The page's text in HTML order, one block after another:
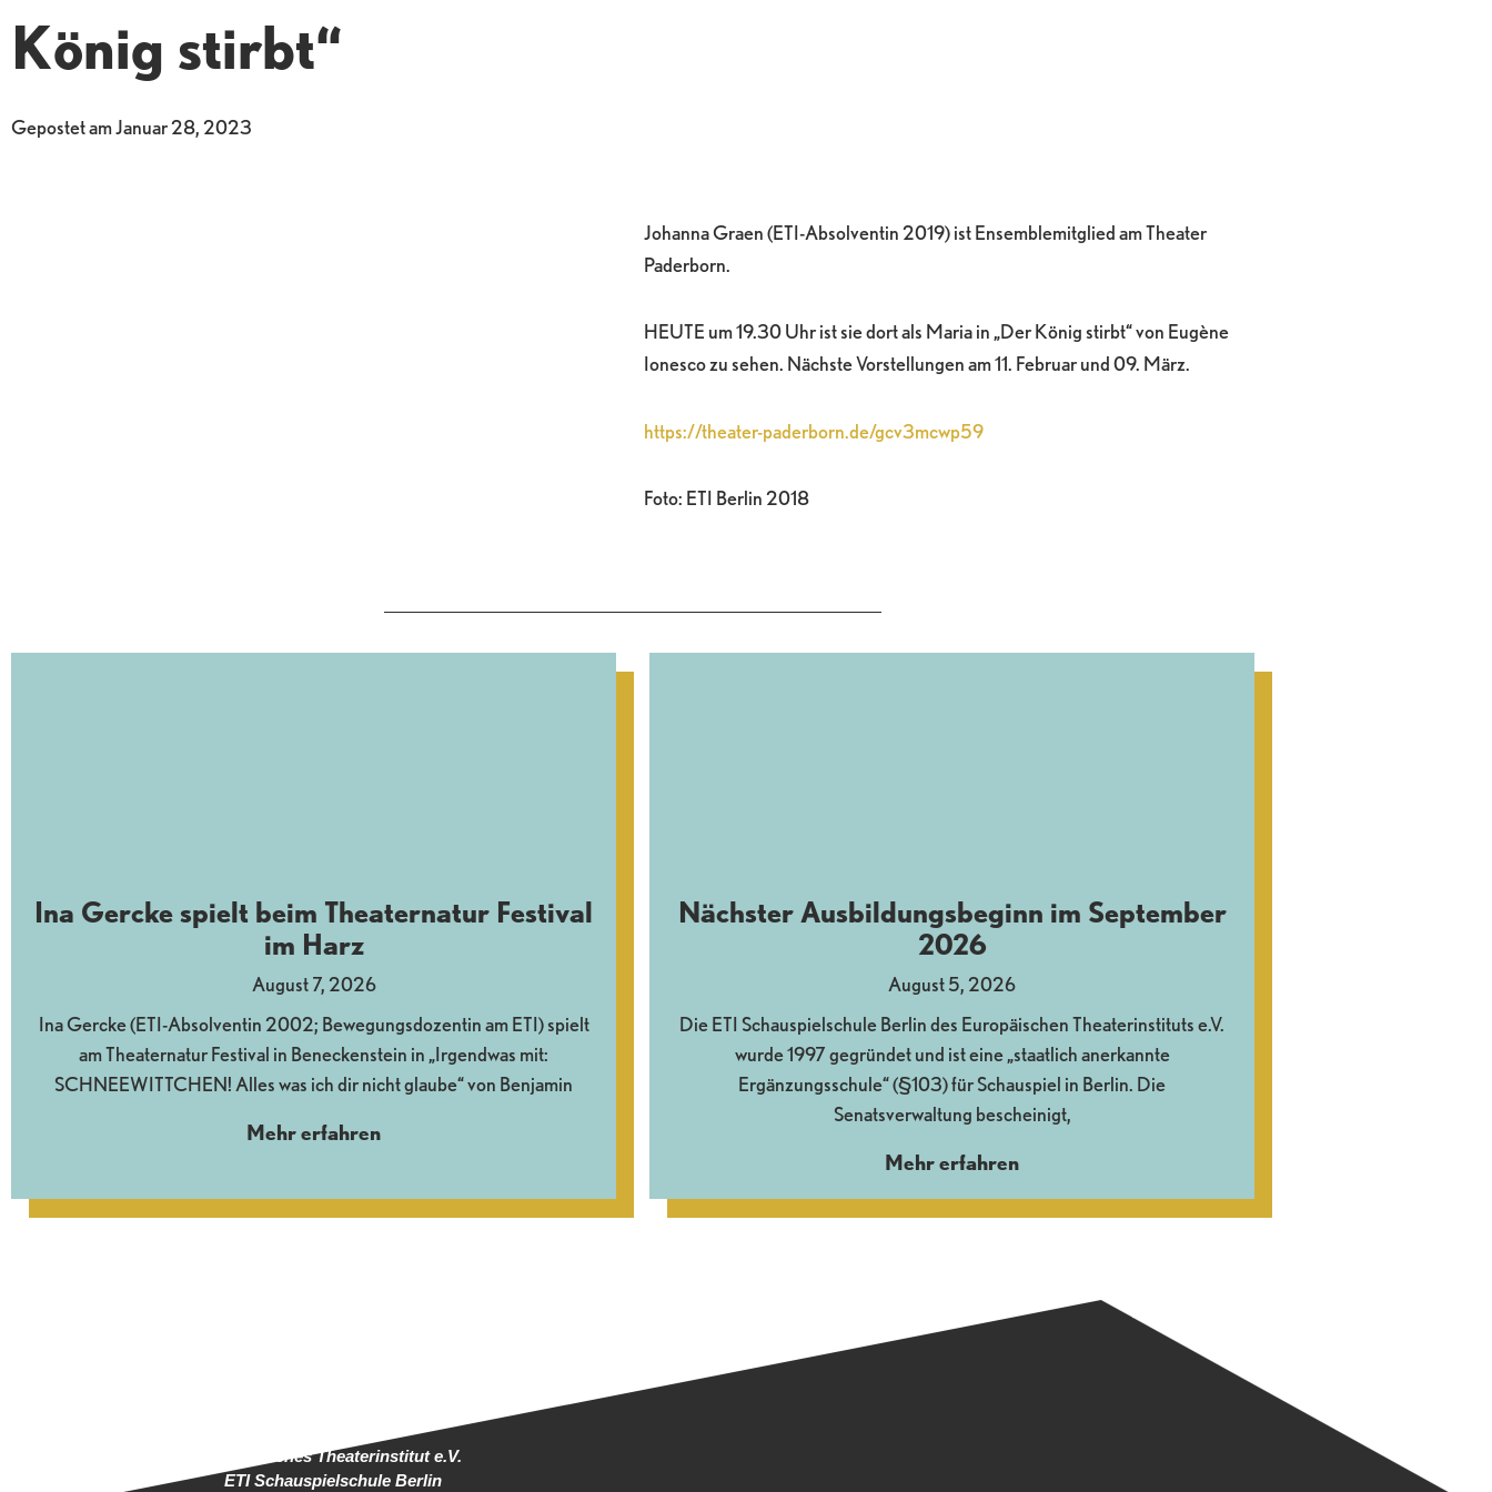
König stirbt“
Gepostet amJanuar 28, 2023
Johanna Graen (ETI-Absolventin 2019) ist Ensemblemitglied am Theater
Paderborn.
HEUTE um 19.30 Uhr ist sie dort als Maria in „Der König stirbt“ von Eugène
Ionesco zu sehen. Nächste Vorstellungen am 11. Februar und 09. März.
https://theater-paderborn.de/gcv3mcwp59
Foto: ETI Berlin 2018
Ina Gercke spielt beim Theaternatur Festival
im Harz
August 7, 2026
Ina Gercke (ETI-Absolventin 2002; Bewegungsdozentin am ETI) spielt
am Theaternatur Festival in Beneckenstein in „Irgendwas mit:
SCHNEEWITTCHEN! Alles was ich dir nicht glaube“ von Benjamin
Mehr erfahren
Nächster Ausbildungsbeginn im September
2026
August 5, 2026
Die ETI Schauspielschule Berlin des Europäischen Theaterinstituts e.V.
wurde 1997 gegründet und ist eine „staatlich anerkannte
Ergänzungsschule“ (§103) für Schauspiel in Berlin. Die
Senatsverwaltung bescheinigt,
Mehr erfahren
Europäisches Theaterinstitut e.V.
ETI Schauspielschule Berlin